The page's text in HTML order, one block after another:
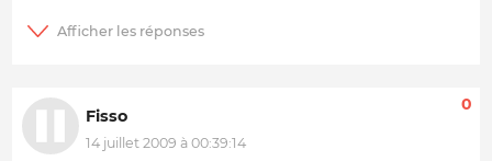
Fisso
14 juillet 2009 à 00:39:14
0